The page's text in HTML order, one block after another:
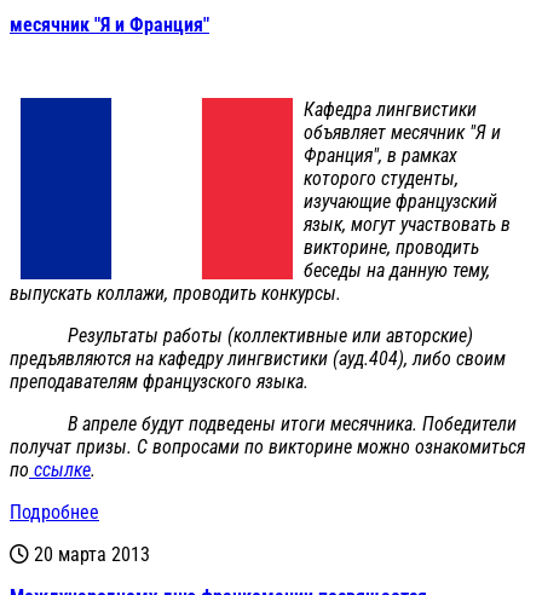
месячник "Я и Франция"
Кафедра лингвистики
объявляет месячник "Я и
Франция", в рамках
которого студенты,
изучающие французский
язык, могут участвовать в
викторине, проводить
беседы на данную тему,
выпускать коллажи, проводить конкурсы.
Результаты работы (коллективные или авторские)
предъявляются на кафедру лингвистики (ауд.404), либо своим
преподавателям французского языка.
В апреле будут подведены итоги месячника. Победители
получат призы. С вопросами по викторине можно ознакомиться
по ссылке.
Подробнее
20 марта 2013